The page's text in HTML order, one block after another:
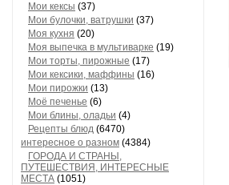
Мои кексы (37)
Мои булочки, ватрушки (37)
Моя кухня (20)
Моя выпечка в мультиварке (19)
Мои торты, пирожные (17)
Мои кексики, маффины (16)
Мои пирожки (13)
Моё печенье (6)
Мои блины, оладьи (4)
Рецепты блюд (6470)
интересное о разном (4384)
ГОРОДА И СТРАНЫ,
ПУТЕШЕСТВИЯ, ИНТЕРЕСНЫЕ
МЕСТА (1051)